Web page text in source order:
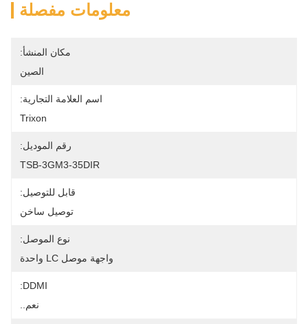
معلومات مفصلة
مكان المنشأ:
الصين
اسم العلامة التجارية:
Trixon
رقم الموديل:
TSB-3GM3-35DIR
قابل للتوصيل:
توصيل ساخن
نوع الموصل:
واجهة موصل LC واحدة
DDMI:
نعم..